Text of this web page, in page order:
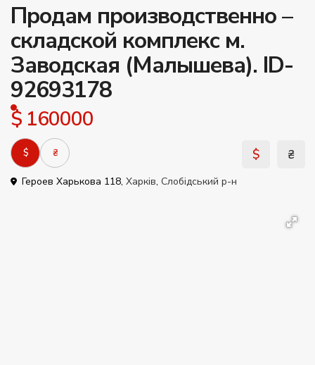
Продам производственно –
складской комплекс м.
Заводская (Малышева). ID-
92693178
$ 160000
$ ₴
Героев Харькова 118, Харків, Слобідський р-н
$ ₴